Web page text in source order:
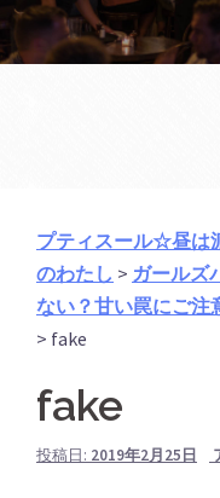
プティスール☆昼は
のわたし > ガールズ
ない？甘い罠にご注
> fake
fake
投稿日: 2019年2月25日